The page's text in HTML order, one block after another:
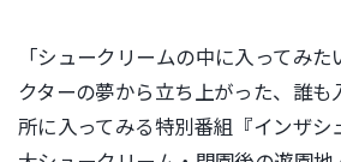
「シュークリームの中に入ってみ
クターの夢から立ち上がった、誰も
所に入ってみる特別番組『インザシ